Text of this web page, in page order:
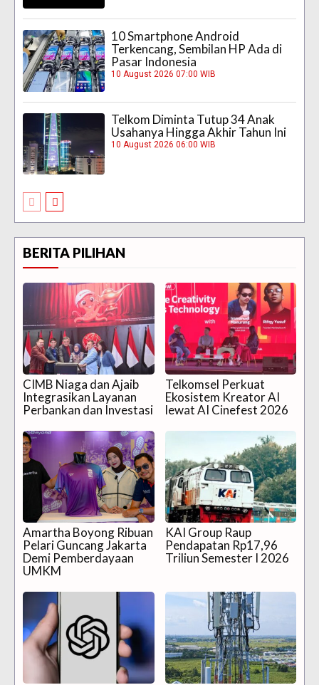
10 Smartphone Android
Terkencang, Sembilan HP Ada di
Pasar Indonesia
10 August 2026 07:00 WIB
Telkom Diminta Tutup 34 Anak
Usahanya Hingga Akhir Tahun Ini
10 August 2026 06:00 WIB
BERITA PILIHAN
CIMB Niaga dan Ajaib
Integrasikan Layanan
Perbankan dan Investasi
Telkomsel Perkuat
Ekosistem Kreator AI
lewat AI Cinefest 2026
Amartha Boyong Ribuan
Pelari Guncang Jakarta
Demi Pemberdayaan
UMKM
KAI Group Raup
Pendapatan Rp17,96
Triliun Semester I 2026